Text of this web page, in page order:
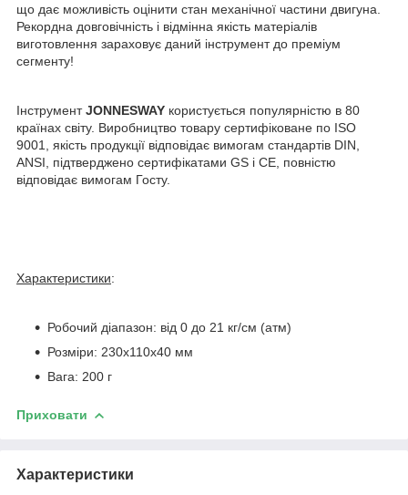
що дає можливість оцінити стан механічної частини двигуна.
Рекордна довговічність і відмінна якість матеріалів
виготовлення зараховує даний інструмент до преміум
сегменту!
ІнструментJONNESWAY користується популярністю в 80
країнах світу. Виробництво товару сертифіковане по ISO
9001, якість продукції відповідає вимогам стандартів DIN,
ANSI, підтверджено сертифікатами GS і СЕ, повністю
відповідає вимогам Госту.
Характеристики:
Робочий діапазон: від 0 до 21 кг/см (атм)
Розміри: 230x110x40 мм
Вага: 200 г
Приховати
Характеристики